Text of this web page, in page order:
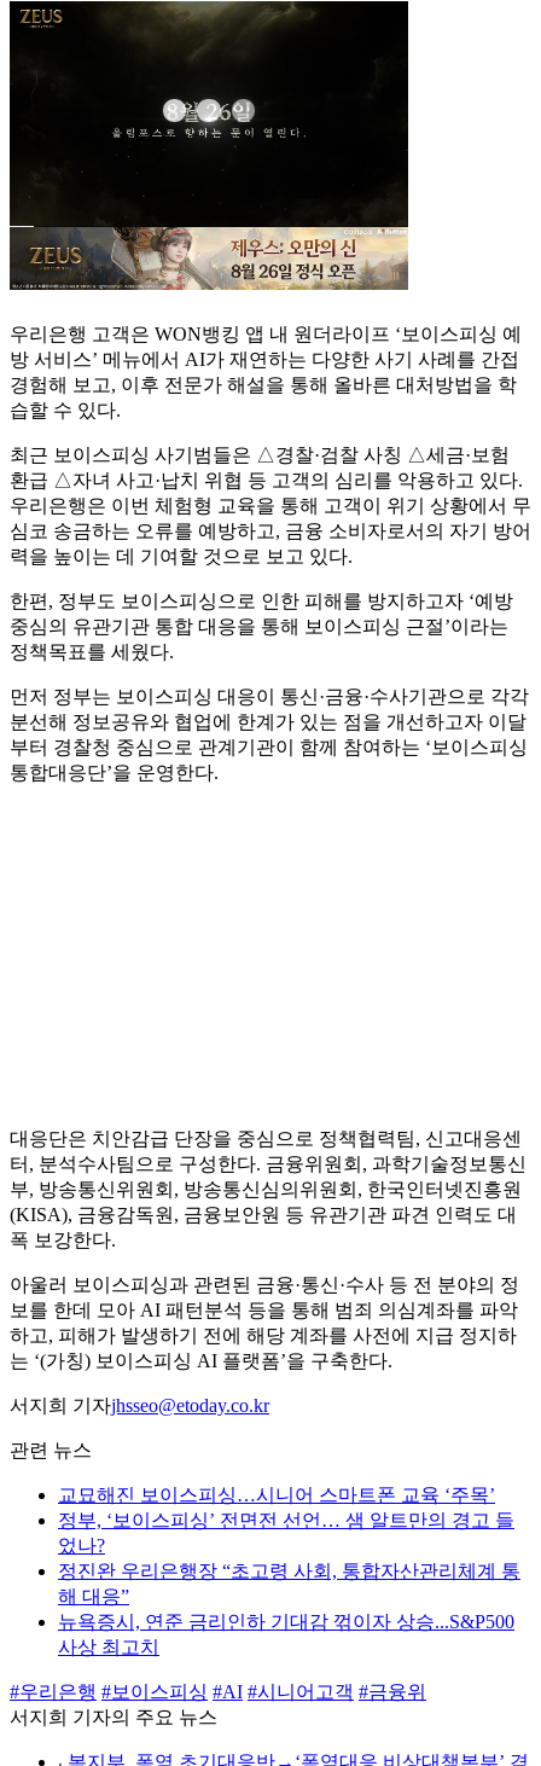
우리은행 고객은 WON뱅킹 앱 내 원더라이프 ‘보이스피싱 예
방 서비스’ 메뉴에서 AI가 재연하는 다양한 사기 사례를 간접
경험해 보고, 이후 전문가 해설을 통해 올바른 대처방법을 학
습할 수 있다.
최근 보이스피싱 사기범들은 △경찰·검찰 사칭 △세금·보험
환급 △자녀 사고·납치 위협 등 고객의 심리를 악용하고 있다.
우리은행은 이번 체험형 교육을 통해 고객이 위기 상황에서 무
심코 송금하는 오류를 예방하고, 금융 소비자로서의 자기 방어
력을 높이는 데 기여할 것으로 보고 있다.
한편, 정부도 보이스피싱으로 인한 피해를 방지하고자 ‘예방
중심의 유관기관 통합 대응을 통해 보이스피싱 근절’이라는
정책목표를 세웠다.
먼저 정부는 보이스피싱 대응이 통신·금융·수사기관으로 각각
분선해 정보공유와 협업에 한계가 있는 점을 개선하고자 이달
부터 경찰청 중심으로 관계기관이 함께 참여하는 ‘보이스피싱
통합대응단’을 운영한다.
대응단은 치안감급 단장을 중심으로 정책협력팀, 신고대응센
터, 분석수사팀으로 구성한다. 금융위원회, 과학기술정보통신
부, 방송통신위원회, 방송통신심의위원회, 한국인터넷진흥원
(KISA), 금융감독원, 금융보안원 등 유관기관 파견 인력도 대
폭 보강한다.
아울러 보이스피싱과 관련된 금융·통신·수사 등 전 분야의 정
보를 한데 모아 AI 패턴분석 등을 통해 범죄 의심계좌를 파악
하고, 피해가 발생하기 전에 해당 계좌를 사전에 지급 정지하
는 ‘(가칭) 보이스피싱 AI 플랫폼’을 구축한다.
서지희 기자jhsseo@etoday.co.kr
관련 뉴스
교묘해진 보이스피싱…시니어 스마트폰 교육 ‘주목’
정부, ‘보이스피싱’ 전면전 선언… 샘 알트만의 경고 들
었나?
정진완 우리은행장 “초고령 사회, 통합자산관리체계 통
해 대응”
뉴욕증시, 연준 금리인하 기대감 꺾이자 상승...S&P500
사상 최고치
#우리은행 #보이스피싱 #AI #시니어고객 #금융위
서지희 기자의 주요 뉴스